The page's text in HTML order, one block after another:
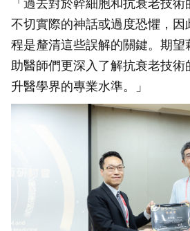
「過去對於幹細胞和抗衰老技
不切實際的神話或過度恐懼，
程是釐清這些誤解的關鍵。期
助醫師們更深入了解抗衰老技術
升醫學界的專業水準。」